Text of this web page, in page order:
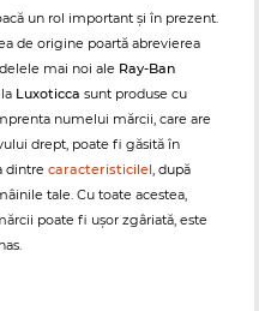
un rol important și în prezent.
de origine poartă abrevierea
mai noi ale Ray-Ban
Luxoticca sunt produse cu
numelui mărcii, care are
drept, poate fi găsită în
dintre caracteristicilel, după
tale. Cu toate acestea,
poate fi ușor zgâriată, este